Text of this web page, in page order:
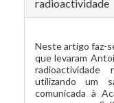
radioactividade
Neste artigo faz-
que levaram
utilizando um
comunicada à